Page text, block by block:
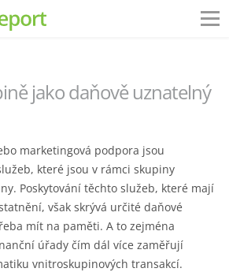
jako daňově uznatelný
marketingová podpora jsou
které jsou v rámci skupiny
Poskytování těchto služeb, které mají
však skrývá určité daňové
mít na paměti. A to zejména
úřady čím dál více zaměřují
vnitroskupinových transakcí.